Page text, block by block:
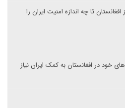
تا چه اندازه امنیت ایران را
خود در افغانستان به کمک ایران نیاز